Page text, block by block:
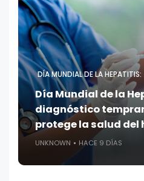
DÍA MUNDIAL DE LA HEPATITIS:
Día Mundial de la
diagnóstico
protege la salud del
UNKNOWN HACE 9 DÍAS